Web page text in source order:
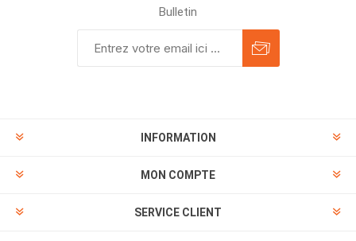
Bulletin
INFORMATION
MON COMPTE
SERVICE CLIENT